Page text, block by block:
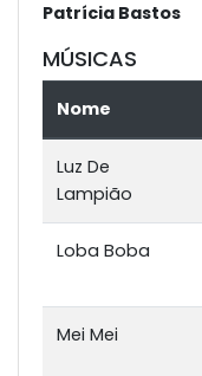
Patrícia Bastos
MÚSICAS
Nome
Luz De
Lampião
Loba Boba
Mei Mei